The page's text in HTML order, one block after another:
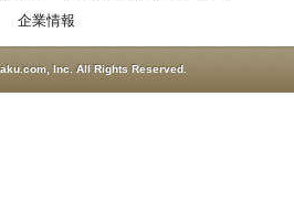
企業情報
Inc. All Rights Reserved.